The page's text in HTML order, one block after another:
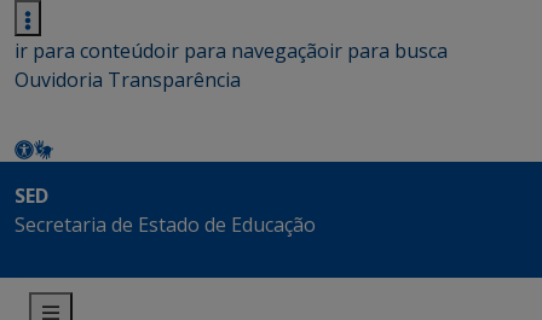
ir para conteúdoir para navegaçãoir para busca
Ouvidoria Transparência
SED
Secretaria de Estado de Educação